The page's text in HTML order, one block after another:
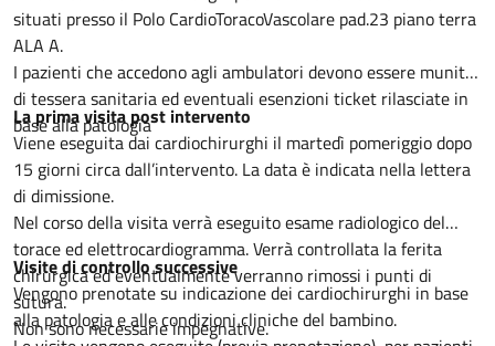
situati presso il Polo CardioToracoVascolare pad.23 piano terra
ALA A.
I pazienti che accedono agli ambulatori devono essere muniti
di tessera sanitaria ed eventuali esenzioni ticket rilasciate in
base alla patologia
La prima visita post intervento
Viene eseguita dai cardiochirurghi il martedì pomeriggio dopo
15 giorni circa dall’intervento. La data è indicata nella lettera
di dimissione.
Nel corso della visita verrà eseguito esame radiologico del
torace ed elettrocardiogramma. Verrà controllata la ferita
chirurgica ed eventualmente verranno rimossi i punti di
sutura.
Non sono necessarie impegnative.
Visite di controllo successive
Vengono prenotate su indicazione dei cardiochirurghi in base
alla patologia e alle condizioni cliniche del bambino.